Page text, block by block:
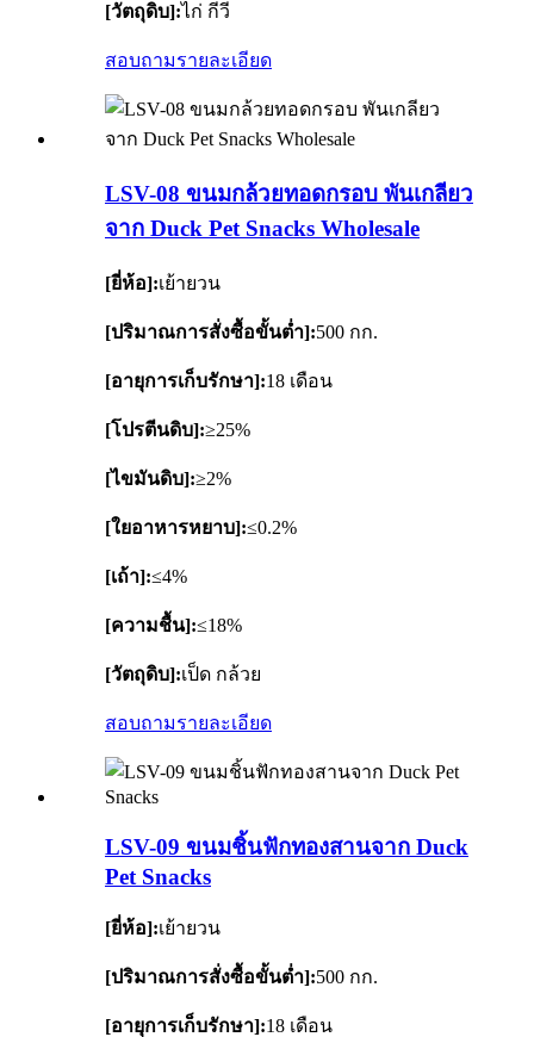
[วัตถุดิบ]:ไก่ กีวี
สอบถามรายละเอียด
LSV-08 ขนมกล้วยทอดกรอบ พันเกลียว
จาก Duck Pet Snacks Wholesale
[ยี่ห้อ]:เย้ายวน
[ปริมาณการสั่งซื้อขั้นต่ำ]:500 กก.
[อายุการเก็บรักษา]:18 เดือน
[โปรตีนดิบ]:≥25%
[ไขมันดิบ]:≥2%
[ใยอาหารหยาบ]:≤0.2%
[เถ้า]:≤4%
[ความชื้น]:≤18%
[วัตถุดิบ]:เป็ด กล้วย
สอบถามรายละเอียด
LSV-09 ขนมชิ้นฟักทองสานจาก Duck
Pet Snacks
[ยี่ห้อ]:เย้ายวน
[ปริมาณการสั่งซื้อขั้นต่ำ]:500 กก.
[อายุการเก็บรักษา]:18 เดือน